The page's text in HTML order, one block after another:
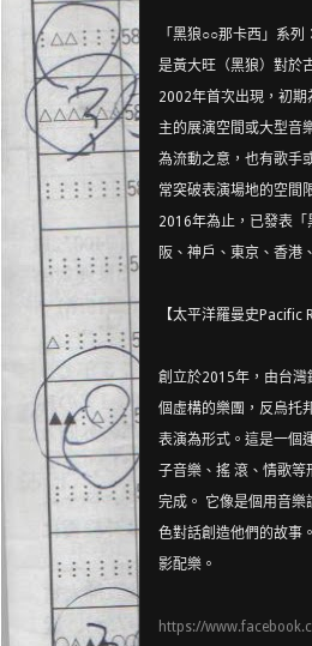
「黑狼○○那卡西」系列：
是黃大旺（黑狼）對於
2002年首次出現 ，初
主的展演空間或大型音
為流動之意，也有歌手
常突破表演場地的空間
2016年為止，已發表「
阪、神戶、東京、香港
【太平洋羅曼史
創立於2015年，由台灣
個虛構的樂團，反烏托
表演為形式。這是一個
子音樂、搖 滾、情歌等
完成。 它像是個用音樂
色對話創造他們的故事
影配樂。
https://